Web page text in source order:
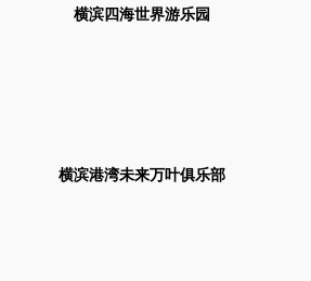
横滨四海世界游乐园
横滨港湾未来万叶俱乐部